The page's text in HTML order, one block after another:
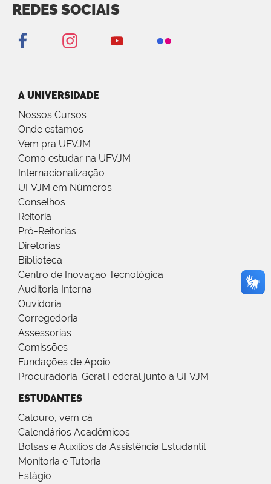
REDES SOCIAIS
A UNIVERSIDADE
Nossos Cursos
Onde estamos
Vem pra UFVJM
Como estudar na UFVJM
Internacionalização
UFVJM em Números
Conselhos
Reitoria
Pró-Reitorias
Diretorias
Biblioteca
Centro de Inovação Tecnológica
Auditoria Interna
Ouvidoria
Corregedoria
Assessorias
Comissões
Fundações de Apoio
Procuradoria-Geral Federal junto a UFVJM
ESTUDANTES
Calouro, vem cá
Calendários Acadêmicos
Bolsas e Auxílios da Assistência Estudantil
Monitoria e Tutoria
Estágio